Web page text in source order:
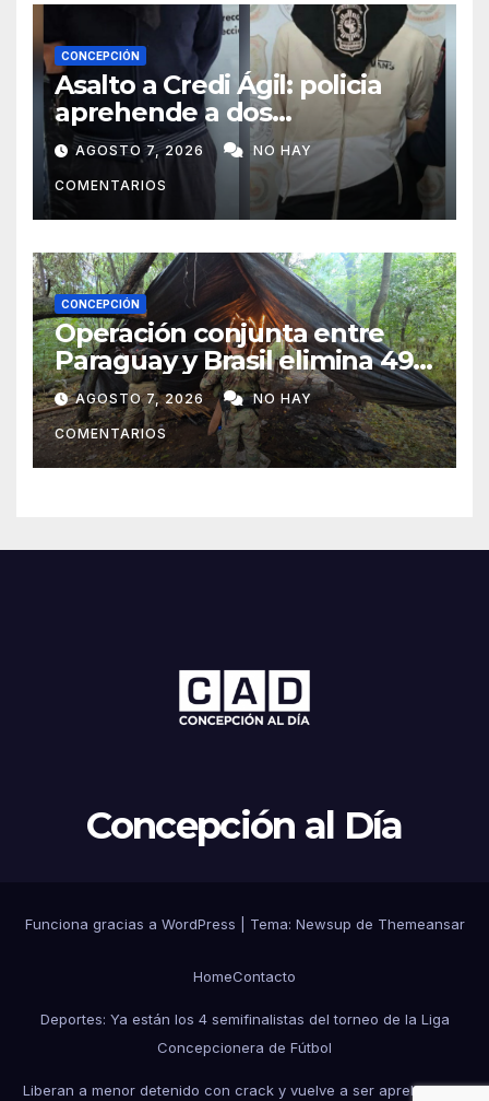
CONCEPCIÓN
Asalto a Credi Ágil: policia
aprehende a dos
sospechosos e incauta
evidencias en Concepción
AGOSTO 7, 2026 NO HAY
COMENTARIOS
CONCEPCIÓN
Operación conjunta entre
Paraguay y Brasil elimina 498
toneladas de marihuana en
Amambay
AGOSTO 7, 2026 NO HAY
COMENTARIOS
Concepción al Día
Funciona gracias a WordPress Tema: Newsup de Themeansar
HomeContacto
Deportes: Ya están los 4 semifinalistas del torneo de la Liga
Concepcionera de Fútbol
Liberan a menor detenido con crack y vuelve a ser aprehendido